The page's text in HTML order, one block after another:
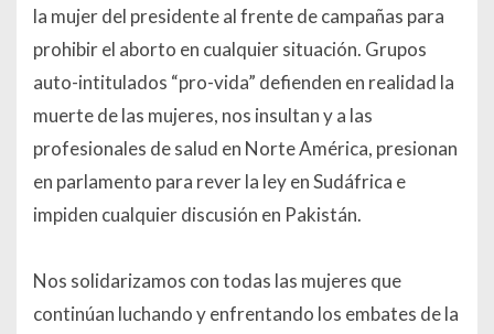
la mujer del presidente al frente de campañas para
prohibir el aborto en cualquier situación. Grupos
auto-intitulados “pro-vida” defienden en realidad la
muerte de las mujeres, nos insultan y a las
profesionales de salud en Norte América, presionan
en parlamento para rever la ley en Sudáfrica e
impiden cualquier discusión en Pakistán.
Nos solidarizamos con todas las mujeres que
continúan luchando y enfrentando los embates de la